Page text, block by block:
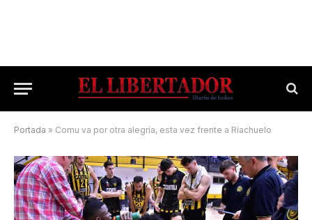
Portada » Comu va por otra alegría, esta vez frente a Riachuelo